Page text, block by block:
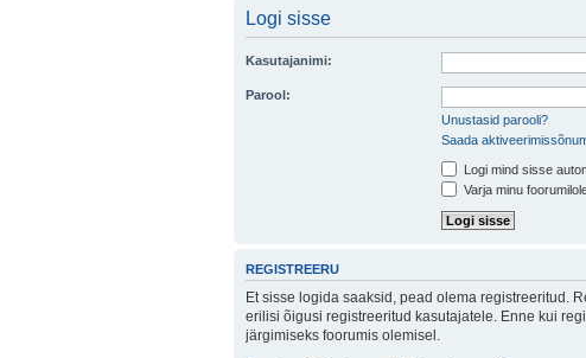
Logi sisse
Kasutajanimi:
Parool:
Unustasid parooli?
Saada
Logi mind sisse
Varja minu
REGISTREERU
Et sisse logida saaksid, pead olema registreeritud.
erilisi õigusi registreeritud kasutajatele. Enne kui
järgimiseks foorumis olemisel.